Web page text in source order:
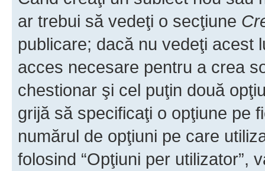
ar trebui să vedeţi o secţiune
publicare; dacă nu vedeţi acest
acces necesare pentru a crea
chestionar şi cel puţin două
grijă să specificaţi o opţiune pe
numărul de opţiuni pe care
folosind “Opţiuni per utilizator”,